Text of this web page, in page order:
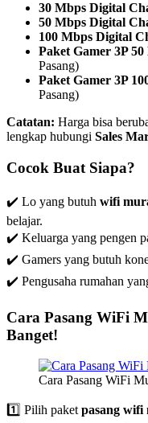
30 Mbps Digital
50 Mbps Digital
100 Mbps Digital
Paket Gamer 3P
Pasang)
Paket Gamer 3P
Pasang)
Catatan: Harga bisa
lengkap hubungi Sales
Cocok Buat Siapa?
✔️ Lo yang butuh wifi
belajar.
✔️ Keluarga yang pengen
✔️ Gamers yang butuh
✔️ Pengusaha rumahan
Cara Pasang WiFi
Banget!
Cara Pasang WiFi
1️⃣ Pilih paket pasang wifi